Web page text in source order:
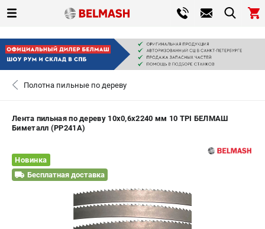
ВХОД ИЛИ РЕГИСТРАЦИЯ
ЗАКАЗАТЬ ЗАПЧАСТЬ
САНКТ-ПЕТЕРБУРГ
0
Полотна пильные по дереву
Лента пильная по дереву 10х0,6х2240 мм 10 TPI БЕЛМАШ
Биметалл (PP241A)
Новинка
Бесплатная доставка